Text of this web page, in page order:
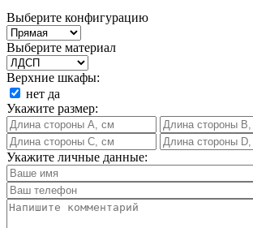
Выберите конфигурацию
Выберите материал
Верхние шкафы:
нет да
Укажите размер:
Укажите личные данные: